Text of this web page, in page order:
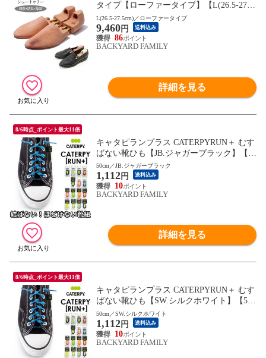
タイプ【ローファータイプ】【L(26.5-27.5
cm)】
L(26.5-27.5cm)／ローファータイプ
9,460円 送料込み
86
BACKYARD FAMILY
詳細を見る
8/6時点_ポイント最大11倍
キャタピランプラス CATERPYRUN＋ むす
ばない靴ひも【JB.ジャガーブラック】【50
cm】
50cm／JB.ジャガーブラック
1,112円 送料込み
10
BACKYARD FAMILY
詳細を見る
8/6時点_ポイント最大11倍
キャタピランプラス CATERPYRUN＋ むす
ばない靴ひも【SW.シルクホワイト】【50c
m】
50cm／SW.シルクホワイト
1,112円 送料込み
10
BACKYARD FAMILY